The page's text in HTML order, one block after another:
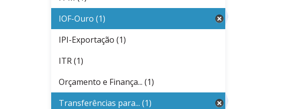
IOF-Ouro (1)
IPI-Exportação (1)
ITR (1)
Orçamento e Finança... (1)
Transferências para... (1)